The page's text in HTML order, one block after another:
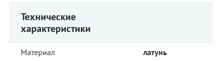
Технические
характеристики
Материал
латунь